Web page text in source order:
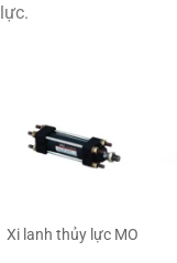
lực.
Xi lanh thủy lực MO